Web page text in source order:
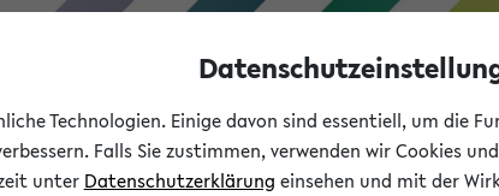
Technologien. Einige davon sind essentiell, um die
Falls Sie zustimmen, verwenden wir Cookies
unter Datenschutzerklärung einsehen und mit der